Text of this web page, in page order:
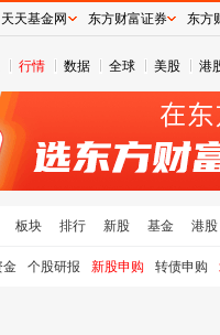
行情 数据 全球 美股 港
板块 排行 新股 基金 港股
金 个股研报 新股申购 转债申购
天天基金网 东方财富证券 东方